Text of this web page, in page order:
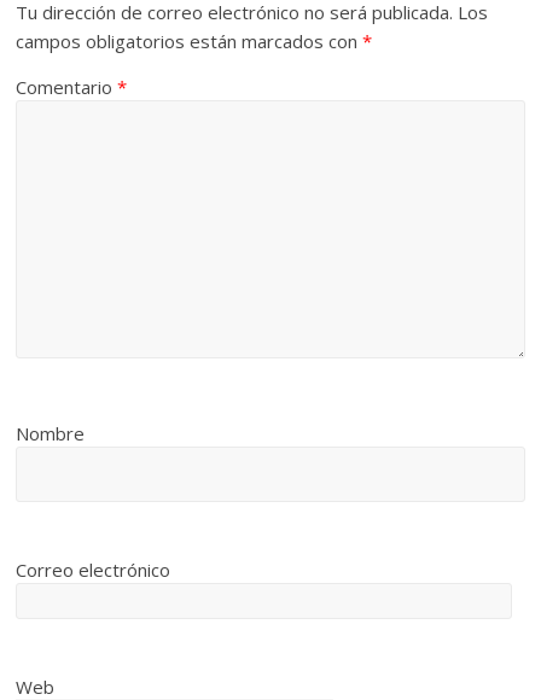
Tu dirección de correo electrónico no será publicada. Los
campos obligatorios están marcados con*
Comentario*
Nombre
Correo electrónico
Web